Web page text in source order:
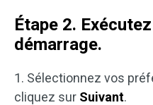
Étape 2.
démarrage.
1. Sélectionnez vos
cliquez sur Suivant.